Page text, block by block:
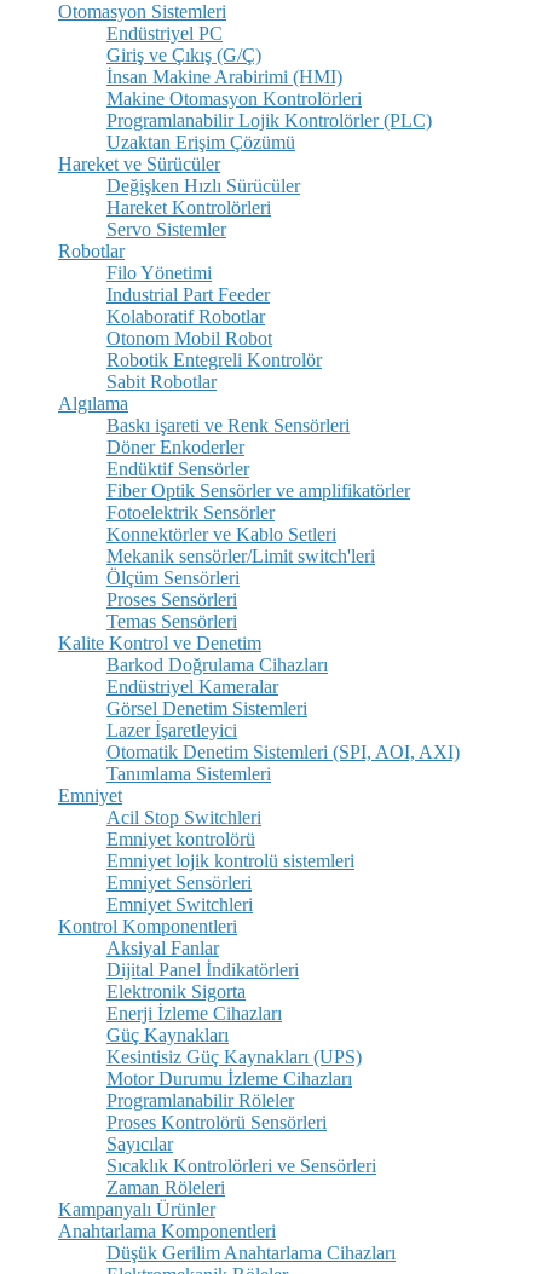
Otomasyon Sistemleri
Endüstriyel PC
Giriş ve Çıkış (G/Ç)
İnsan Makine Arabirimi (HMI)
Makine Otomasyon Kontrolörleri
Programlanabilir Lojik Kontrolörler (PLC)
Uzaktan Erişim Çözümü
Hareket ve Sürücüler
Değişken Hızlı Sürücüler
Hareket Kontrolörleri
Servo Sistemler
Robotlar
Filo Yönetimi
Industrial Part Feeder
Kolaboratif Robotlar
Otonom Mobil Robot
Robotik Entegreli Kontrolör
Sabit Robotlar
Algılama
Baskı işareti ve Renk Sensörleri
Döner Enkoderler
Endüktif Sensörler
Fiber Optik Sensörler ve amplifikatörler
Fotoelektrik Sensörler
Konnektörler ve Kablo Setleri
Mekanik sensörler/Limit switch'leri
Ölçüm Sensörleri
Proses Sensörleri
Temas Sensörleri
Kalite Kontrol ve Denetim
Barkod Doğrulama Cihazları
Endüstriyel Kameralar
Görsel Denetim Sistemleri
Lazer İşaretleyici
Otomatik Denetim Sistemleri (SPI, AOI, AXI)
Tanımlama Sistemleri
Emniyet
Acil Stop Switchleri
Emniyet kontrolörü
Emniyet lojik kontrolü sistemleri
Emniyet Sensörleri
Emniyet Switchleri
Kontrol Komponentleri
Aksiyal Fanlar
Dijital Panel İndikatörleri
Elektronik Sigorta
Enerji İzleme Cihazları
Güç Kaynakları
Kesintisiz Güç Kaynakları (UPS)
Motor Durumu İzleme Cihazları
Programlanabilir Röleler
Proses Kontrolörü Sensörleri
Sayıcılar
Sıcaklık Kontrolörleri ve Sensörleri
Zaman Röleleri
Kampanyalı Ürünler
Anahtarlama Komponentleri
Düşük Gerilim Anahtarlama Cihazları